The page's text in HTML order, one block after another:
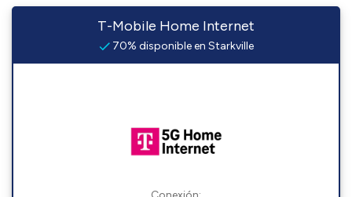
T-Mobile Home Internet
70% disponible en Starkville